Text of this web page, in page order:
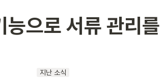
능으로 서류 관리
지난 소식